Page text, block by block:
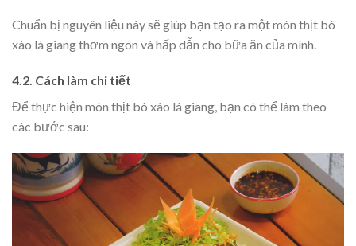
Chuẩn bị nguyên liệu này sẽ giúp bạn tạo ra một món thịt bò
xào lá giang thơm ngon và hấp dẫn cho bữa ăn của mình.
4.2. Cách làm chi tiết
Để thực hiện món thịt bò xào lá giang, bạn có thể làm theo
các bước sau: